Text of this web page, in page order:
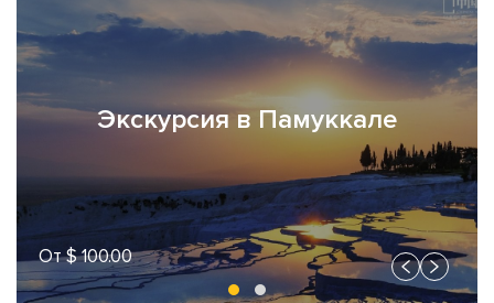
Экскурсия в Памуккале
От $ 100.00